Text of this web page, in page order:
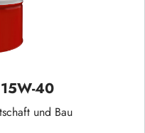
40
und Bau